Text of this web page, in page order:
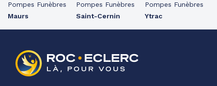
Pompes Funèbres
Maurs
Pompes Funèbres
Saint-Cernin
Pompes Funèbres
Ytrac